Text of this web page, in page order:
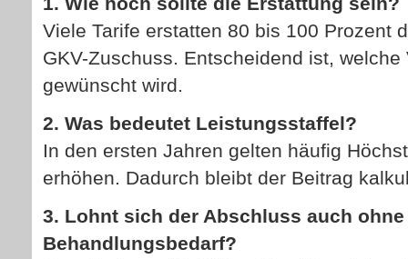
Viele Tarife erstatten 80 bis 100 Prozent
GKV-Zuschuss. Entscheidend ist,
gewünscht wird.
2. Was bedeutet Leistungsstaffel?
In den ersten Jahren gelten häufig
erhöhen. Dadurch bleibt der Beitrag
3. Lohnt sich der Abschluss auch
Behandlungsbedarf?